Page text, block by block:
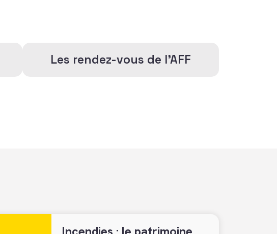
Les rendez-vous de l'AFF